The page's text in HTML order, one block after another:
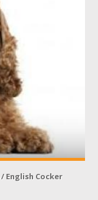
/English Cocker